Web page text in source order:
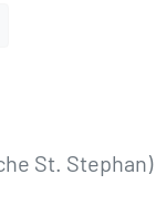
St. Stephan)